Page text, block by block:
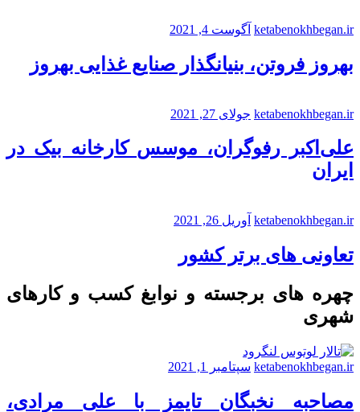
ketabenokhbegan.ir آگوست 4, 2021
بهروز فروتن، بنیانگذار صنایع غذایی بهروز
ketabenokhbegan.ir جولای 27, 2021
علی‌اکبر رفوگران، موسس کارخانه بیک در
ایران
ketabenokhbegan.ir آوریل 26, 2021
تعاونی های برتر کشور
چهره های برجسته و نوابغ کسب و کارهای
شهری
ketabenokhbegan.ir سپتامبر 1, 2021
مصاحبه نخبگان تایمز با علی مرادی،